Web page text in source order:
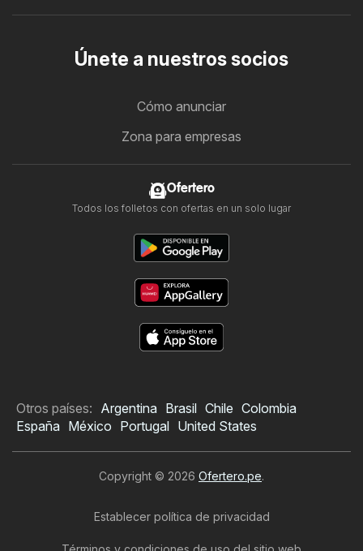
Únete a nuestros socios
Cómo anunciar
Zona para empresas
Ofertero
Todos los folletos con ofertas en un solo lugar
Otros países: Argentina Brasil Chile Colombia
España México Portugal United States
Copyright © 2026 Ofertero.pe.
Establecer política de privacidad